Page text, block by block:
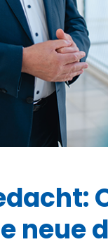
neue